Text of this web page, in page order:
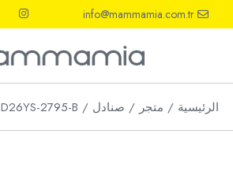
the
info@mammamia.com.tr
الرئيسية متجر صنادل D26YS-2795-B